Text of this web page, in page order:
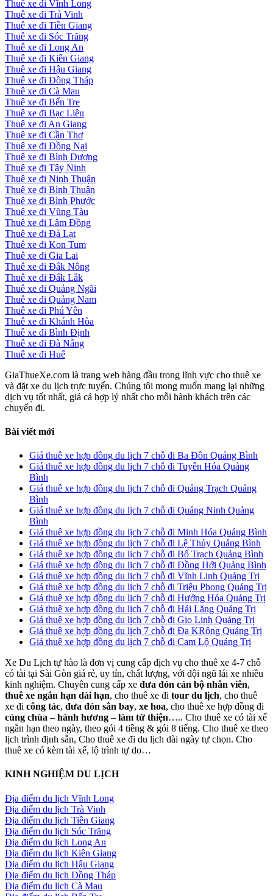
Thuê xe đi Vĩnh Long
Thuê xe đi Trà Vinh
Thuê xe đi Tiền Giang
Thuê xe đi Sóc Trăng
Thuê xe đi Long An
Thuê xe đi Kiên Giang
Thuê xe đi Hậu Giang
Thuê xe đi Đồng Tháp
Thuê xe đi Cà Mau
Thuê xe đi Bến Tre
Thuê xe đi Bạc Liêu
Thuê xe đi An Giang
Thuê xe đi Cần Thơ
Thuê xe đi Đồng Nai
Thuê xe đi Bình Dương
Thuê xe đi Tây Ninh
Thuê xe đi Ninh Thuận
Thuê xe đi Bình Thuận
Thuê xe đi Bình Phước
Thuê xe đi Vũng Tàu
Thuê xe đi Lâm Đồng
Thuê xe đi Đà Lạt
Thuê xe đi Kon Tum
Thuê xe đi Gia Lai
Thuê xe đi Đắk Nông
Thuê xe đi Đắk Lắk
Thuê xe đi Quảng Ngãi
Thuê xe đi Quảng Nam
Thuê xe đi Phú Yên
Thuê xe đi Khánh Hòa
Thuê xe đi Bình Định
Thuê xe đi Đà Nẵng
Thuê xe đi Huế
GiaThueXe.com là trang web hàng đầu trong lĩnh vực cho thuê xe
và đặt xe du lịch trực tuyến. Chúng tôi mong muốn mang lại những
dịch vụ tốt nhất, giá cả hợp lý nhất cho mỗi hành khách trên các
chuyến đi.
Bài viết mới
Giá thuê xe hợp đồng du lịch 7 chỗ đi Ba Đồn Quảng Bình
Giá thuê xe hợp đồng du lịch 7 chỗ đi Tuyên Hóa Quảng
Bình
Giá thuê xe hợp đồng du lịch 7 chỗ đi Quảng Trạch Quảng
Bình
Giá thuê xe hợp đồng du lịch 7 chỗ đi Quảng Ninh Quảng
Bình
Giá thuê xe hợp đồng du lịch 7 chỗ đi Minh Hóa Quảng Bình
Giá thuê xe hợp đồng du lịch 7 chỗ đi Lệ Thủy Quảng Bình
Giá thuê xe hợp đồng du lịch 7 chỗ đi Bố Trạch Quảng Bình
Giá thuê xe hợp đồng du lịch 7 chỗ đi Đồng Hới Quảng Bình
Giá thuê xe hợp đồng du lịch 7 chỗ đi Vĩnh Linh Quảng Trị
Giá thuê xe hợp đồng du lịch 7 chỗ đi Triệu Phong Quảng Trị
Giá thuê xe hợp đồng du lịch 7 chỗ đi Hướng Hóa Quảng Trị
Giá thuê xe hợp đồng du lịch 7 chỗ đi Hải Lăng Quảng Trị
Giá thuê xe hợp đồng du lịch 7 chỗ đi Gio Linh Quảng Trị
Giá thuê xe hợp đồng du lịch 7 chỗ đi Đa KRông Quảng Trị
Giá thuê xe hợp đồng du lịch 7 chỗ đi Cam Lộ Quảng Trị
Xe Du Lịch tự hào là đơn vị cung cấp dịch vụ cho thuê xe 4-7 chỗ
có tài tại Sài Gòn giá rẻ, uy tín, chất lượng, với đội ngũ lái xe nhiều
kinh nghiệm. Chuyên cung cấp xe đưa đón cán bộ nhân viên,
thuê xe ngắn hạn dài hạn, cho thuê xe đi tour du lịch, cho thuê
xe đi công tác, đưa đón sân bay, xe hoa, cho thuê xe hợp đồng đi
cúng chùa – hành hương – làm từ thiện….. Cho thuê xe có tài xế
ngắn hạn theo ngày, theo gói 4 tiềng & gói 8 tiếng. Cho thuê xe theo
lịch trình định sẵn, Cho thuê xe đi du lịch dài ngày tự chọn. Cho
thuê xe có kèm tài xế, lộ trình tự do…
KINH NGHIỆM DU LỊCH
Địa điểm du lịch Vĩnh Long
Địa điểm du lịch Trà Vinh
Địa điểm du lịch Tiền Giang
Địa điểm du lịch Sóc Trăng
Địa điểm du lịch Long An
Địa điểm du lịch Kiên Giang
Địa điểm du lịch Hậu Giang
Địa điểm du lịch Đồng Tháp
Địa điểm du lịch Cà Mau